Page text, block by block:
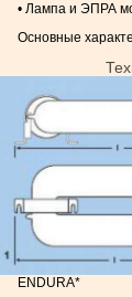
• Лампа и ЭПРА
Основные
ENDURA*